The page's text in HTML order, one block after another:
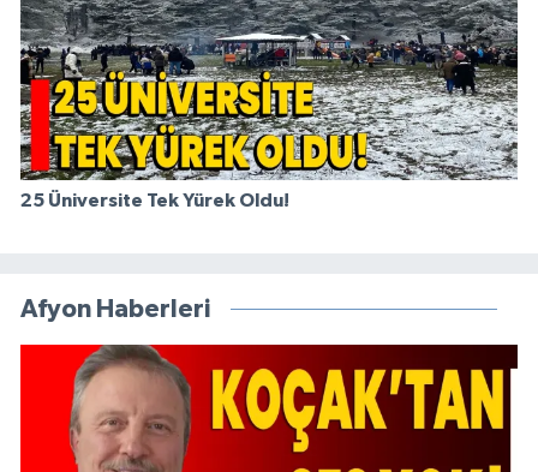
25 Üniversite Tek Yürek Oldu!
Afyon Haberleri